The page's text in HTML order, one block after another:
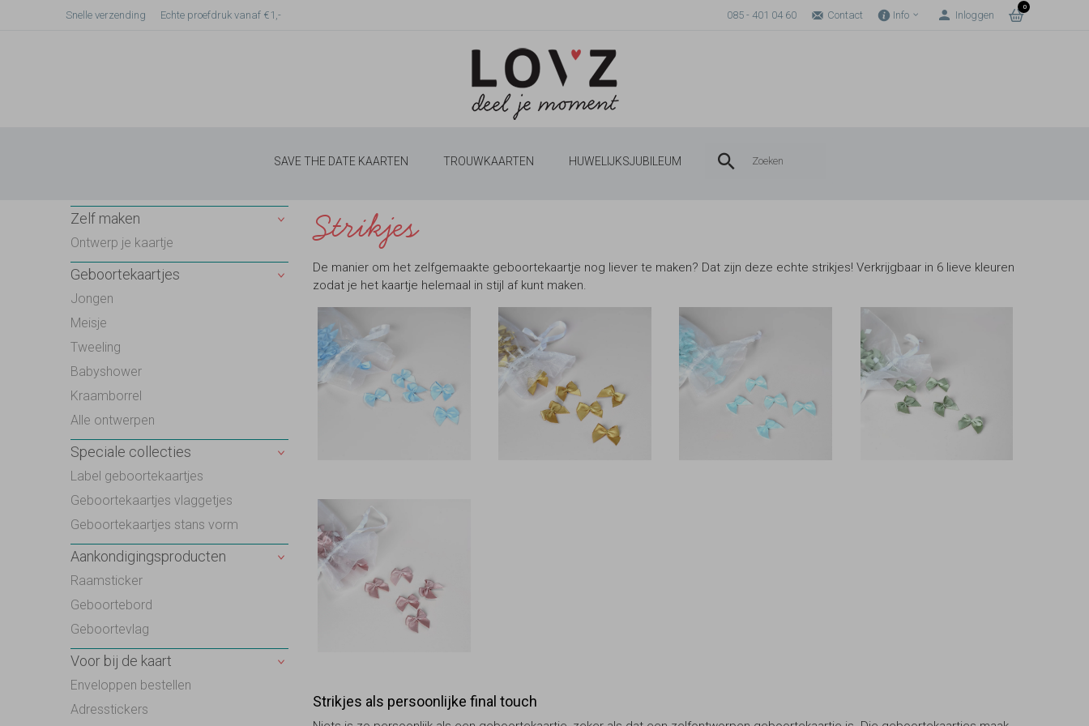
Snelle verzending Echte proefdruk vanaf €1,- 085 - 401 04 60 Contact Info Inloggen
0
SAVE THE DATE KAARTEN TROUWKAARTEN HUWELIJKSJUBILEUM
Zelf maken
Ontwerp je kaartje
Geboortekaartjes
Jongen
Meisje
Tweeling
Babyshower
Kraamborrel
Alle ontwerpen
Speciale collecties
Label geboortekaartjes
Geboortekaartjes vlaggetjes
Geboortekaartjes stans vorm
Aankondigingsproducten
Raamsticker
Geboortebord
Geboortevlag
Voor bij de kaart
Enveloppen bestellen
Adresstickers
Strikjes
De manier om het zelfgemaakte geboortekaartje nog liever te maken? Dat zijn deze echte strikjes! Verkrijgbaar in 6 lieve kleuren
zodat je het kaartje helemaal in stijl af kunt maken.
Strikjes als persoonlijke final touch